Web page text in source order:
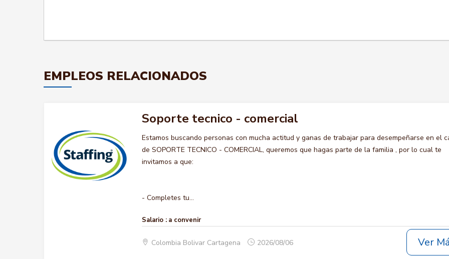
EMPLEOS RELACIONADOS
Soporte tecnico - comercial
Estamos buscando personas con mucha actitud y ganas de trabajar para desempeñarse en el
de SOPORTE TECNICO - COMERCIAL, queremos que hagas parte de la familia , por lo cual te
invitamos a que:
- Completes tu...
Salario : a convenir
Colombia Bolivar Cartagena 2026/08/06 Ver